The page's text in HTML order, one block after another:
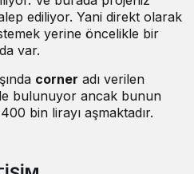
ediliyor. Yani direkt olarak
yerine öncelikle bir
var.
corner adı verilen
bulunuyor ancak bunun
bin lirayı aşmaktadır.